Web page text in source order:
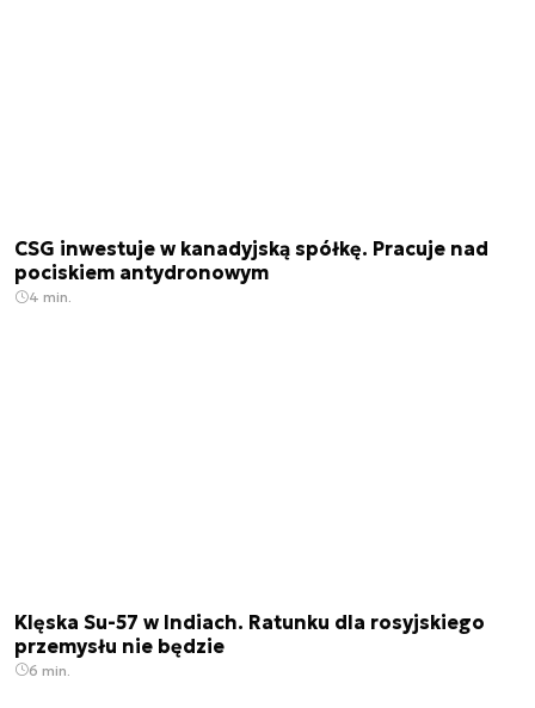
CSG inwestuje w kanadyjską spółkę. Pracuje nad
pociskiem antydronowym
4 min.
Klęska Su-57 w Indiach. Ratunku dla rosyjskiego
przemysłu nie będzie
6 min.